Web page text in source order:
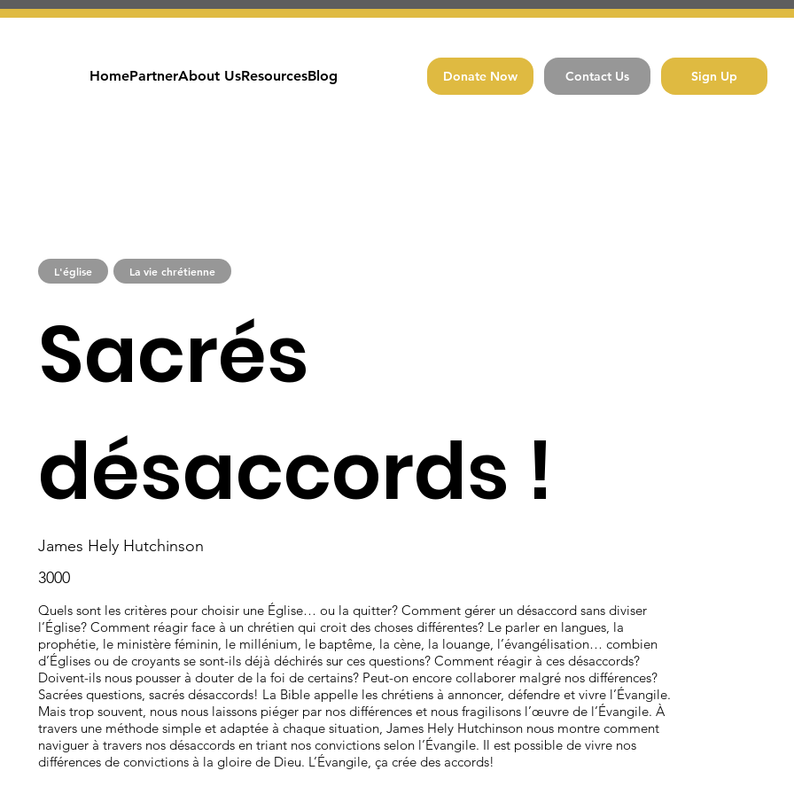
HomePartnerAbout UsResourcesBlog Donate Now Contact Us Sign Up
L'église La vie chrétienne
Sacrés
désaccords !
James Hely Hutchinson
3000
Quels sont les critères pour choisir une Église… ou la quitter? Comment gérer un désaccord sans diviser
l’Église? Comment réagir face à un chrétien qui croit des choses différentes? Le parler en langues, la
prophétie, le ministère féminin, le millénium, le baptême, la cène, la louange, l’évangélisation… combien
d’Églises ou de croyants se sont-ils déjà déchirés sur ces questions? Comment réagir à ces désaccords?
Doivent-ils nous pousser à douter de la foi de certains? Peut-on encore collaborer malgré nos différences?
Sacrées questions, sacrés désaccords! La Bible appelle les chrétiens à annoncer, défendre et vivre l’Évangile.
Mais trop souvent, nous nous laissons piéger par nos différences et nous fragilisons l’œuvre de l’Évangile. À
travers une méthode simple et adaptée à chaque situation, James Hely Hutchinson nous montre comment
naviguer à travers nos désaccords en triant nos convictions selon l’Évangile. Il est possible de vivre nos
différences de convictions à la gloire de Dieu. L’Évangile, ça crée des accords!